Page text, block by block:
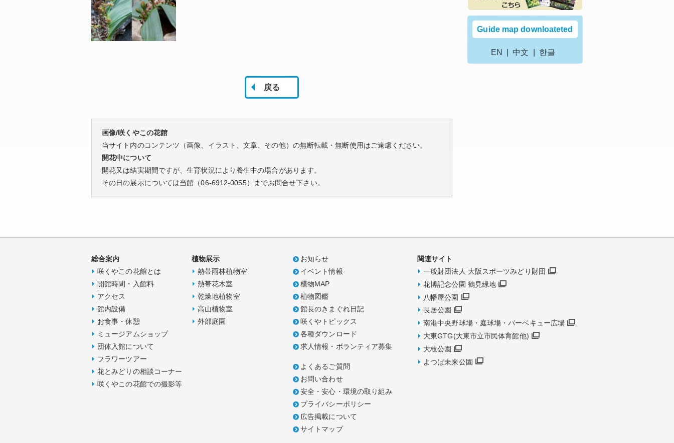
戻る
画像/咲くやこの花館
当サイト内のコンテンツ（画像、イラスト、文章、その他）の無断転載・無断使用はご遠慮ください。
開花中について
開花又は結実期間ですが、生育状況により養生中の場合があります。
その日の展示については当館（06-6912-0055）までお問合せ下さい。
Guide map downloateted
EN 中文 한글
総合案内
咲くやこの花館とは
開館時間・入館料
アクセス
館内設備
お食事・休憩
ミュージアムショップ
団体入館について
フラワーツアー
花とみどりの相談コーナー
咲くやこの花館での撮影等
植物展示
熱帯雨林植物室
熱帯花木室
乾燥地植物室
高山植物室
外部庭園
お知らせ
イベント情報
植物MAP
植物図鑑
館長のきまぐれ日記
咲くやトピックス
各種ダウンロード
求人情報・ボランティア募集
よくあるご質問
お問い合わせ
安全・安心・環境の取り組み
プライバシーポリシー
広告掲載について
サイトマップ
関連サイト
一般財団法人 大阪スポーツみどり財団
花博記念公園 鶴見緑地
八幡屋公園
長居公園
南港中央野球場・庭球場・バーベキュー広場
大東GTG(大東市立市民体育館他)
大枝公園
よつば未来公園